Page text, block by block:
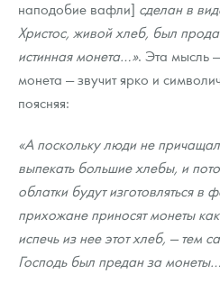
наподобие вафли] сделан в
Христос, живой хлеб, был
истинная монета…». Эта мысль
монета — звучит ярко и
поясняя:
«А поскольку люди не
выпекать большие хлебы, и
облатки будут изготовляться
прихожане приносят монеты
испечь из нее этот хлеб, — тем
Господь был предан за